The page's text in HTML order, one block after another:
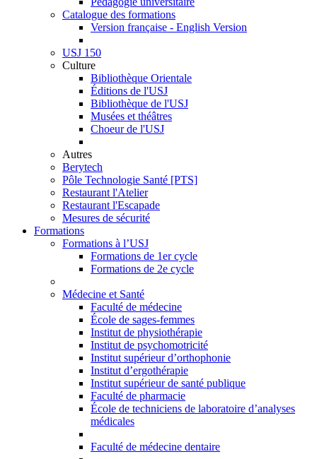
Catalogue des formations
Version française - English Version
USJ 150
Culture
Bibliothèque Orientale
Éditions de l'USJ
Bibliothèque de l'USJ
Musées et théâtres
Choeur de l'USJ
Autres
Berytech
Pôle Technologie Santé [PTS]
Restaurant l'Atelier
Restaurant l'Escapade
Mesures de sécurité
Formations
Formations à l’USJ
Formations de 1er cycle
Formations de 2e cycle
Médecine et Santé
Faculté de médecine
École de sages-femmes
Institut de physiothérapie
Institut de psychomotricité
Institut supérieur d’orthophonie
Institut d’ergothérapie
Institut supérieur de santé publique
Faculté de pharmacie
École de techniciens de laboratoire d’analyses
médicales
Faculté de médecine dentaire